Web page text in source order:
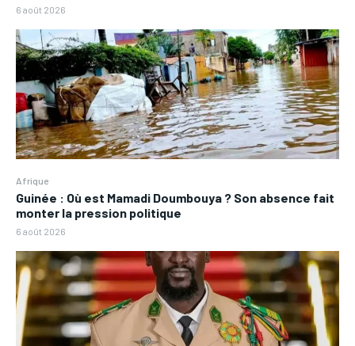
6 août 2026
Afrique
Guinée : Où est Mamadi Doumbouya ? Son absence fait
monter la pression politique
6 août 2026